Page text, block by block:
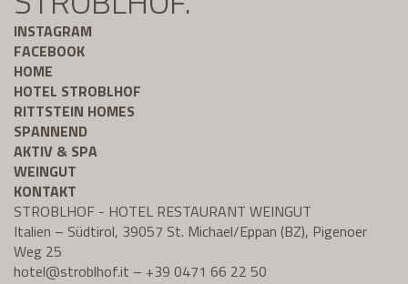
INSTAGRAM
FACEBOOK
HOME
HOTEL STROBLHOF
RITTSTEIN HOMES
SPANNEND
AKTIV & SPA
WEINGUT
KONTAKT
STROBLHOF - HOTEL RESTAURANT WEINGUT
Italien – Südtirol, 39057 St. Michael/Eppan (BZ), Pigenoer
Weg 25
hotel@stroblhof.it – +39 0471 66 22 50